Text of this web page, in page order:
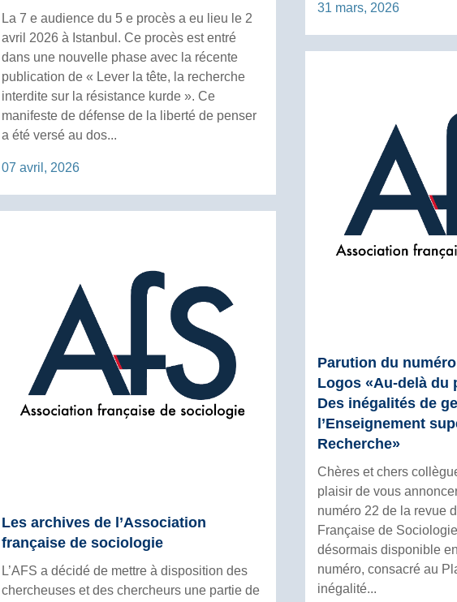
La 7 e audience du 5 e procès a eu lieu le 2
avril 2026 à Istanbul. Ce procès est entré
dans une nouvelle phase avec la récente
publication de « Lever la tête, la recherche
interdite sur la résistance kurde ». Ce
manifeste de défense de la liberté de penser
a été versé au dos...
07 avril, 2026
31 mars, 2026
Parution du
Logos «Au-delà du
Des inégalités de
l’Enseignement
Recherche»
Chères et chers
plaisir de vous
numéro 22 de la revue
Française de
désormais disponible
numéro, consacré au
inégalité...
Les archives de l’Association
française de sociologie
L’AFS a décidé de mettre à disposition des
chercheuses et des chercheurs une partie de